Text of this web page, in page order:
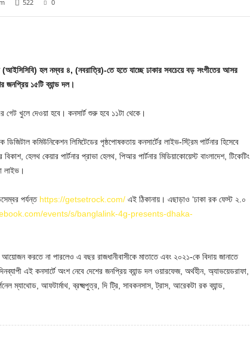
522 0
(আইসিসিবি) হল নম্বর ৪, (নবরাত্রি)-তে হতে যাচ্ছে ঢাকার সবচেয়ে বড় সংগীতের আসর
১৫টি ব্যান্ড দল।
গেট খুলে দেওয়া হবে। কনসার্ট শুরু হবে ১১টা থেকে।
কমিউনিকেশন লিমিটেডের পৃষ্ঠপোষকতায় কনসার্টের লাইভ-স্ট্রিম পার্টনার হিসেবে
হেলথ কেয়ার পার্টনার প্রাভা হেলথ, পিআর পার্টনার মিডিয়াকোয়েস্ট বাংলাদেশ, টিকেটিং
লাইভ।
পর্যন্ত https://getsetrock.com/এই ঠিকানায়। এছাড়াও ‘ঢাকা রক ফেস্ট ২.০
events/s/banglalink-4g-presents-dhaka-
করতে না পারলেও এ বছর রাজধানীবাসীকে মাতাতে এবং ২০২১-কে বিদায় জানাতে
এই কনসার্টে অংশ নেবে দেশের জনপ্রিয় ব্যান্ড দল ওয়ারফেজ, অর্থহীন, অ্যাভয়েডরাফা,
ম্যাথোড, আফটার্মাথ, ব্রক্ষ্মপুত্র, দি ট্রি, সাবকনসাস, ট্রাস, আরেকটা রক ব্যান্ড,